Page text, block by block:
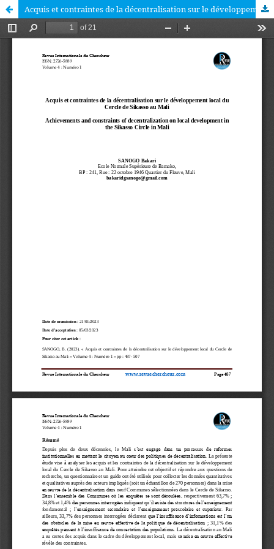
Acquis et contraintes de la décentralisation sur le développement local du Cercle de Sikasso au Mali